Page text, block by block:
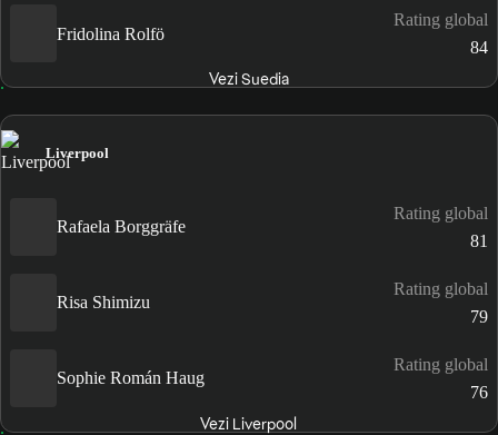
Fridolina Rolfö
Rating global
84
Vezi Suedia
Liverpool
Rafaela Borggräfe
Rating global
81
Risa Shimizu
Rating global
79
Sophie Román Haug
Rating global
76
Vezi Liverpool